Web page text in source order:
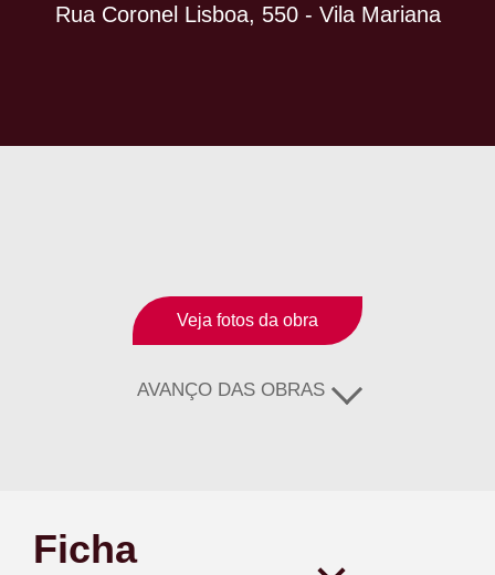
Rua Coronel Lisboa, 550 - Vila Mariana
Veja fotos da obra
AVANÇO DAS OBRAS
Ficha